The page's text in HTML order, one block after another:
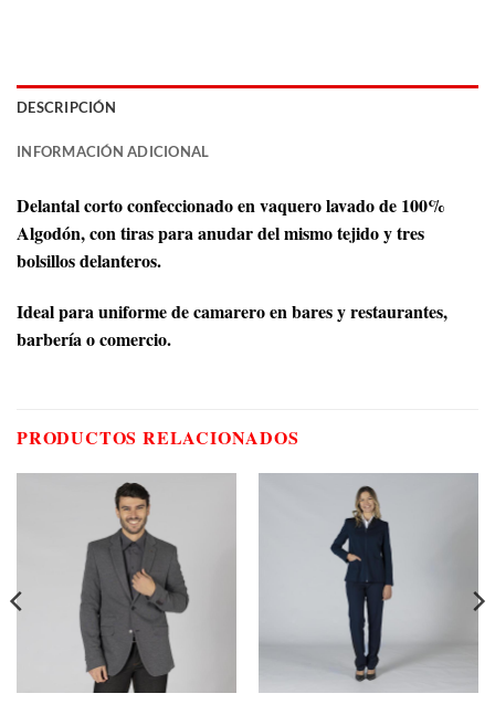
DESCRIPCIÓN
INFORMACIÓN ADICIONAL
Delantal corto confeccionado en vaquero lavado de 100%
Algodón, con tiras para anudar del mismo tejido y tres
bolsillos delanteros.
Ideal para uniforme de camarero en bares y restaurantes,
barbería o comercio.
PRODUCTOS RELACIONADOS